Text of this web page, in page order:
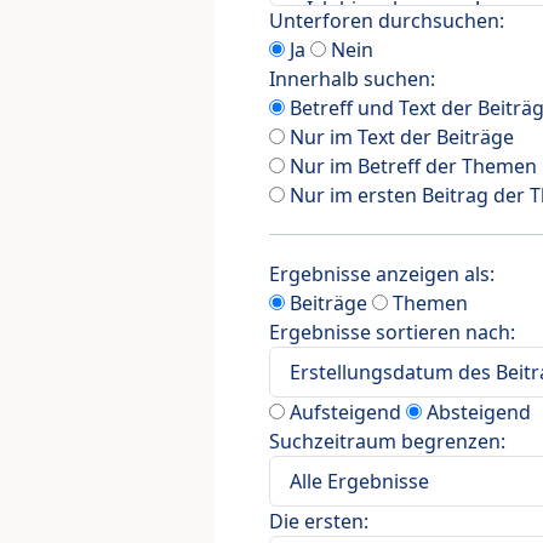
Unterforen durchsuchen:
Ja
Nein
Innerhalb suchen:
Betreff und Text der
Nur im Text der Beiträge
Nur im Betreff der Themen
Nur im ersten Beitrag der
Ergebnisse anzeigen als:
Beiträge
Themen
Ergebnisse sortieren nach:
Aufsteigend
Absteigend
Suchzeitraum begrenzen:
Die ersten: